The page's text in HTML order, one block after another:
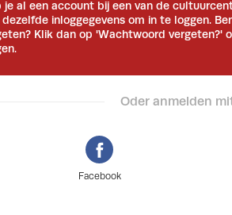
je al een account bij een van de
inloggegevens om in te loggen.
Klik dan op 'Wachtwoord vergeten?'
Oder anmelden
Facebook